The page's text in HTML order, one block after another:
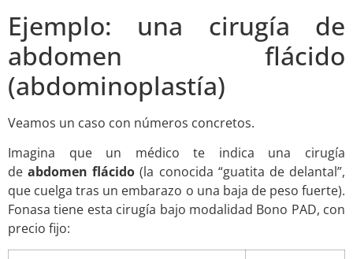
Ejemplo: una cirugía de
abdomen flácido
(abdominoplastía)
Veamos un caso con números concretos.
Imagina que un médico te indica una cirugía
deabdomen flácido (la conocida “guatita de delantal”,
que cuelga tras un embarazo o una baja de peso fuerte).
Fonasa tiene esta cirugía bajo modalidad Bono PAD, con
precio fijo: